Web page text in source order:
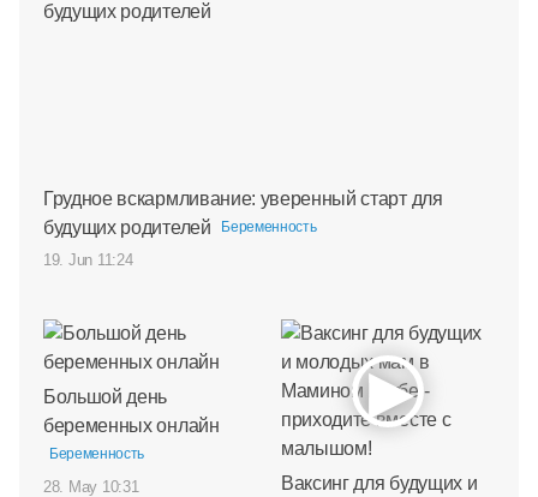
Грудное вскармливание: уверенный старт для
будущих родителей
Беременность
19. Jun 11:24
Большой день
беременных онлайн
Беременность
28. May 10:31
Ваксинг для будущих и